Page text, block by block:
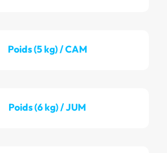
Poids (5 kg) / CAM
Poids (6 kg) / JUM